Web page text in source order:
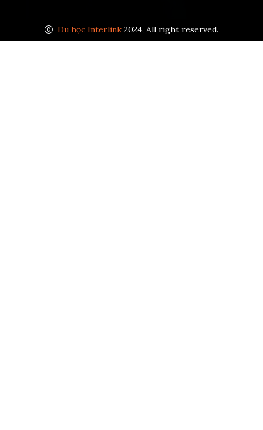
Du học Interlink 2024, All right reserved.